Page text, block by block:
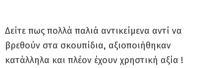
Δείτε πως πολλά παλιά αντικείμενα αντί να
βρεθούν στα σκουπίδια, αξιοποιήθηκαν
κατάλληλα και πλέον έχουν χρηστική αξία !